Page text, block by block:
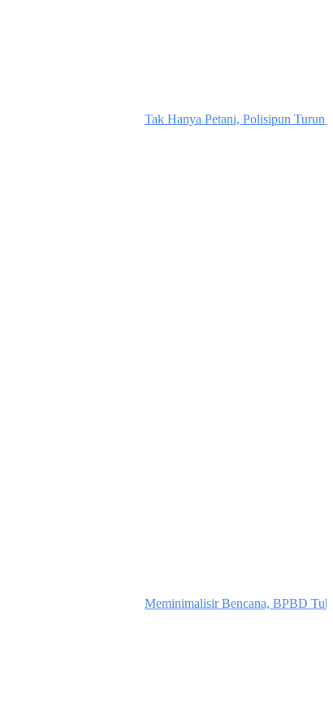
Tak Hanya Petani, Polisipun Turun
Meminimalisir Bencana, BPBD